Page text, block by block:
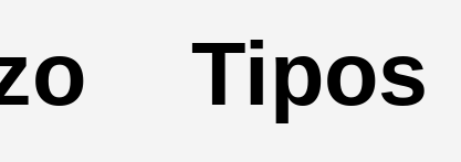
Tipos